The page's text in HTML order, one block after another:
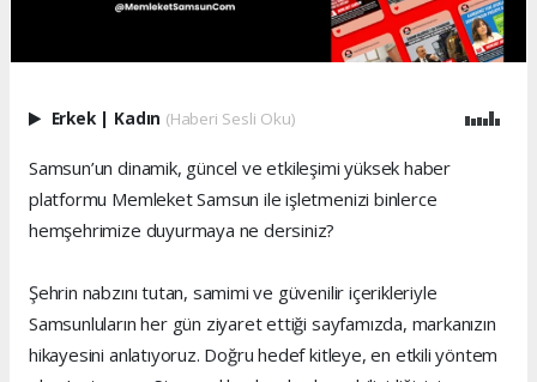
Erkek | Kadın (Haberi Sesli Oku)
Samsun’un dinamik, güncel ve etkileşimi yüksek haber
platformu Memleket Samsun ile işletmenizi binlerce
hemşehrimize duyurmaya ne dersiniz?
Şehrin nabzını tutan, samimi ve güvenilir içerikleriyle
Samsunluların her gün ziyaret ettiği sayfamızda, markanızın
hikayesini anlatıyoruz. Doğru hedef kitleye, en etkili yöntem